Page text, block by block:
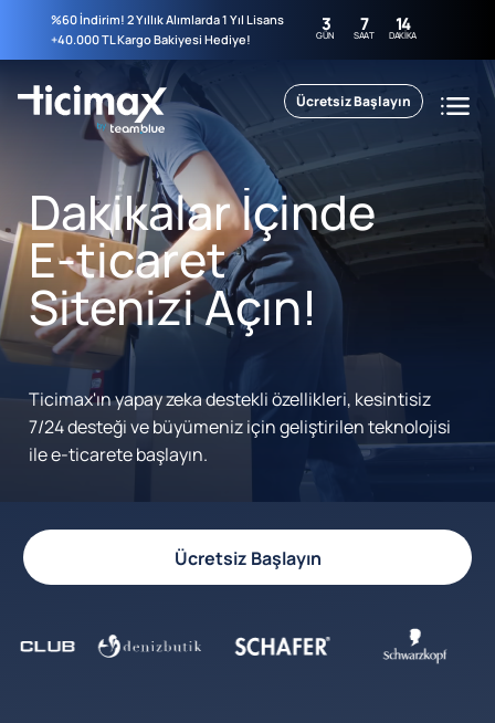
%60 İndirim! 2 Yıllık Alımlarda 1 Yıl Lisans
+40.000 TL Kargo Bakiyesi Hediye!
3
GÜN 7
SAAT 14
DAKIKA
Ücretsiz Başlayın
Dakikalar İçinde
E-ticaret
Sitenizi Açın!
Ticimax'ın yapay zeka destekli özellikleri, kesintisiz
7/24 desteği ve büyümeniz için geliştirilen teknolojisi
ile e-ticarete başlayın.
Ücretsiz Başlayın